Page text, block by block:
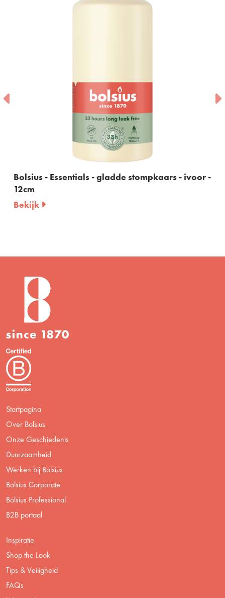
Bolsius - Essentials - gladde stompkaars - ivoor -
12cm
Bekijk
Startpagina
Over Bolsius
Onze Geschiedenis
Duurzaamheid
Werken bij Bolsius
Bolsius Corporate
Bolsius Professional
B2B portaal
Inspiratie
Shop the Look
Tips & Veiligheid
FAQs